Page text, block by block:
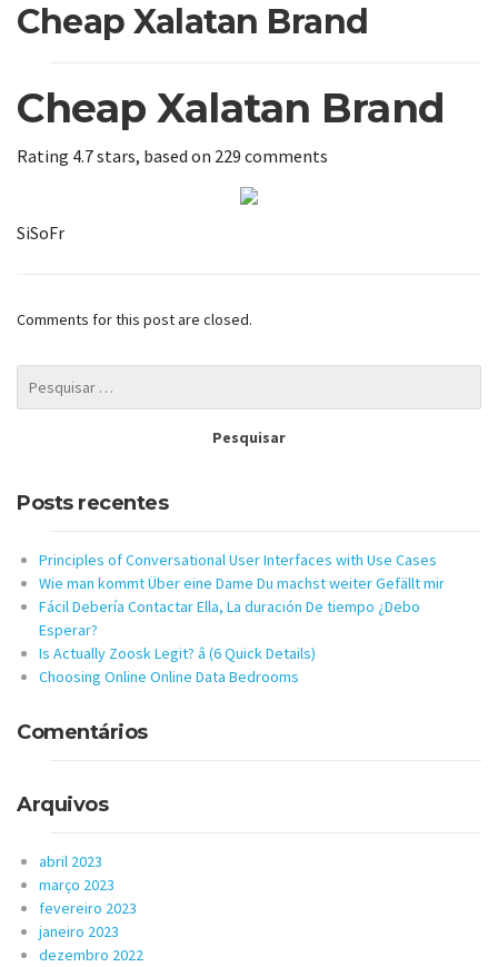
Cheap Xalatan Brand
Cheap Xalatan Brand
Rating 4.7stars, based on 229 comments
SiSoFr
Comments for this post are closed.
Posts recentes
Principles of Conversational User Interfaces with Use Cases
Wie man kommt Über eine Dame Du machst weiter Gefällt mir
Fácil Debería Contactar Ella, La duración De tiempo ¿Debo
Esperar?
Is Actually Zoosk Legit? â (6 Quick Details)
Choosing Online Online Data Bedrooms
Comentários
Arquivos
abril 2023
março 2023
fevereiro 2023
janeiro 2023
dezembro 2022